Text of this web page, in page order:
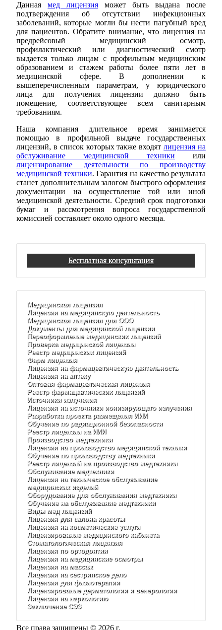
Данная мед лицензия может быть выдана после
подтверждения об отсутствии инфекционных
заболеваний, которые могли бы нести пагубный вред
для пациентов. Обратите внимание, что лицензия на
предрейсовый медицинский осмотр,
профилактический или диагностический смотр
выдается только лицам с профильным медицинским
образованием и стажем работы более пяти лет в
медицинской сфере. В дополнении к
вышеперечисленным параметрам, у юридического
лица для получения лицензии должно быть
помещение, соответствующее всем санитарным
требованиям.
Наша компания длительное время занимается
помощью в профильной выдаче государственных
лицензий, в список которых также входятлицензия на
обслуживание медицинской техники или
лицензирование деятельности по производству
медицинской техники. Гарантия на качество результата
станет дополнительным залогом быстрого оформления
документации на осуществление той или иной
медицинской деятельности. Средний срок подготовки
бумаг и рассмотрения вопроса государственной
комиссией составляет около одного месяца.
Бесплатная консультация
Медицинская лицензия
Лицензия на медицинскую деятельность
Медицинская лицензия для ООО
Документы для медицинской лицензии
Переоформление медицинских лицензий
Проверка медицинской лицензии
Реестр медицинских лицензий
Фарм лицензия
Лицензия на фармацевтическую деятельность
Лицензия на аптеку
Оптовая фармацевтическая лицензия
Реестр фармацевтических лицензий
Источники излучения
Лицензия на источники ионизирующего излучения
Разработка проекта размещения ИИИ
Обучение по радиационной безопасности
Реестр лицензии на ИИИ
Производство медтехники
Лицензия на производство медицинской техники
Обучение по производству медтехники
Реестр лицензий на производство медтехники
Обслуживание медтехники
Лицензия на техническое обслуживание
медицинских изделий
Оборудование для обслуживания медтехники
Обучение на обслуживание медтехники
Виды мед лицензий
Лицензия для салона красоты
Лицензия на косметические услуги
Лицензирование медицинского кабинета
Стоматологическая лицензия
Лицензия по ортодонтии
Лицензия на медицинские осмотры
Лицензия на массаж
Лицензия на сестринское дело
Лицензия для физиотерапии
Лицензирование дерматологии и венерологии
Лицензия на наркологию
Заключение СЭЗ
Все права защищены © 2026 г.